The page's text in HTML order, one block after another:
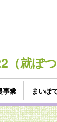
就ぽつ
事業 まいぽ